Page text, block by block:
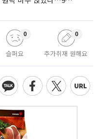
슬퍼요
0
추가취재 원해요
0